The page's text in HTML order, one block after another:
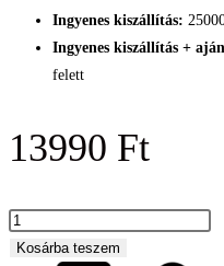
Ingyenes kiszállítás:
Ingyenes kiszállítás +
felett
13990 Ft
Minecraft-
stílusú
Kosárba teszem